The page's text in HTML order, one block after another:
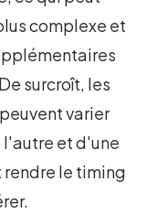
complexe et
surcroît, les
varier
et d'une
rendre le timing